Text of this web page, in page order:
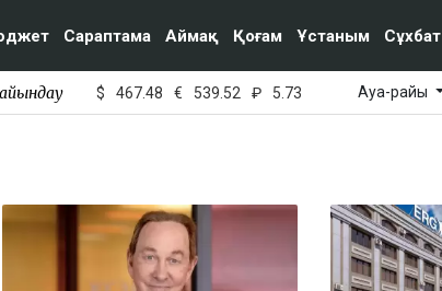
Сараптама Аймақ Қоғам Ұстаным Сұхбат
$ 467.48 € 539.52 ₽ 5.73 Ауа-райы